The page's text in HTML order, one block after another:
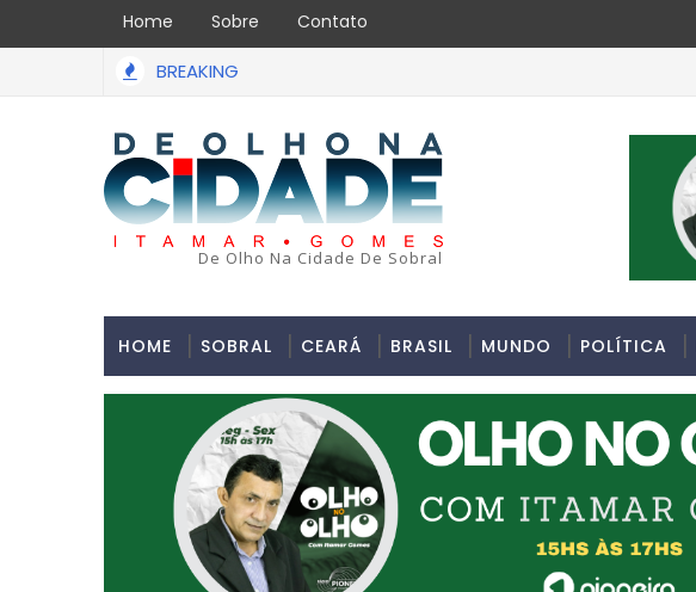
Home Sobre Contato
BREAKING
De Olho Na Cidade De Sobral
HOME SOBRAL CEARÁ BRASIL MUNDO POLÍTICA